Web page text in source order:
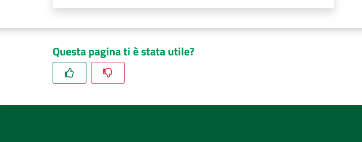
Questa pagina ti è stata utile?